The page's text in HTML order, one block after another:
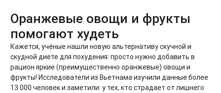
Оранжевые овощи и фрукты
помогают худеть
Кажется, учёные нашли новую альтернативу скучной и
скудной диете для похудения: просто нужно добавить в
рацион яркие (преимущественно оранжевые) овощи и
фрукты! Исследователи из Вьетнама изучили данные более
13 000 человек и заметили: у тех, кто страдает от лишнего